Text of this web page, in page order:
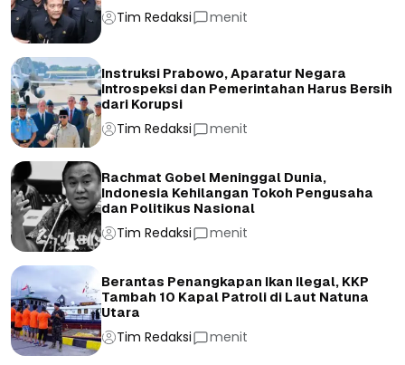
Tim Redaksi menit
Instruksi Prabowo, Aparatur Negara
Introspeksi dan Pemerintahan Harus Bersih
dari Korupsi
Tim Redaksi menit
Rachmat Gobel Meninggal Dunia,
Indonesia Kehilangan Tokoh Pengusaha
dan Politikus Nasional
Tim Redaksi menit
Berantas Penangkapan Ikan Ilegal, KKP
Tambah 10 Kapal Patroli di Laut Natuna
Utara
Tim Redaksi menit